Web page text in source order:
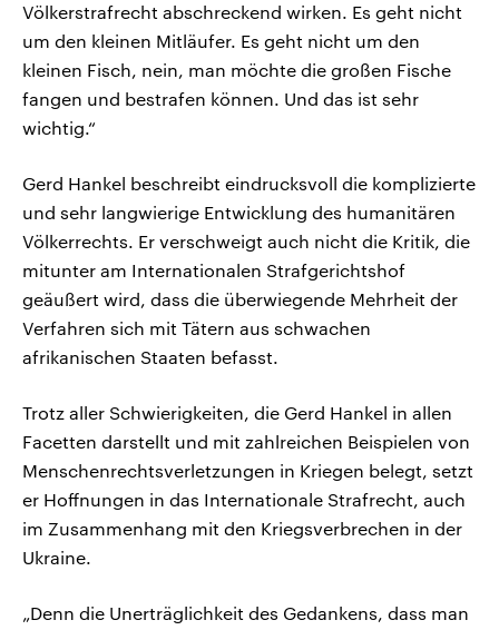
Völkerstrafrecht abschreckend wirken. Es geht nicht
um den kleinen Mitläufer. Es geht nicht um den
kleinen Fisch, nein, man möchte die großen Fische
fangen und bestrafen können. Und das ist sehr
wichtig.“
Gerd Hankel beschreibt eindrucksvoll die komplizierte
und sehr langwierige Entwicklung des humanitären
Völkerrechts. Er verschweigt auch nicht die Kritik, die
mitunter am Internationalen Strafgerichtshof
geäußert wird, dass die überwiegende Mehrheit der
Verfahren sich mit Tätern aus schwachen
afrikanischen Staaten befasst.
Trotz aller Schwierigkeiten, die Gerd Hankel in allen
Facetten darstellt und mit zahlreichen Beispielen von
Menschenrechtsverletzungen in Kriegen belegt, setzt
er Hoffnungen in das Internationale Strafrecht, auch
im Zusammenhang mit den Kriegsverbrechen in der
Ukraine.
„Denn die Unerträglichkeit des Gedankens, dass man